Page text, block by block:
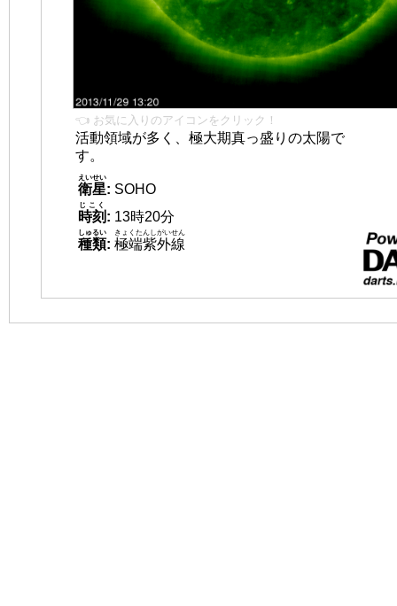
👈 お気に入りのアイコンをクリック！
活動領域が多く、極大期真っ盛りの太陽で
す。
衛星
えいせい
: SOHO
時刻
じこく
: 13時20分
種類
しゅるい
: 極端紫外線
きょくたんしがいせん